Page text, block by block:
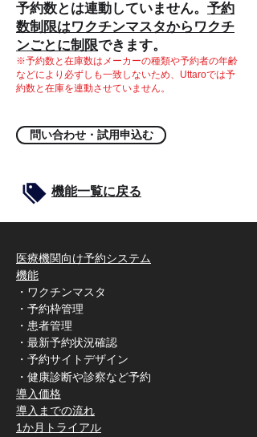
予約数とは連動していません。 予約
数制限はワクチンマスタからワクチ
ンごとに制限できます。
※予約数と在庫数はメーカーの種類や予約者の年齢
などにより必ずしも一致しないため、Uttaroでは予
約数と在庫を連動させていません。
問い合わせ・試用申込む
​機能一覧に戻る
医療機関向け予約システム
機能
・ワクチンマスタ
・予約枠管理
・患者管理
・最新予約状況確認
・予約サイトデザイン
​・健康診断や診察など予約
​導入価格
​導入までの流れ
​1か月トライアル